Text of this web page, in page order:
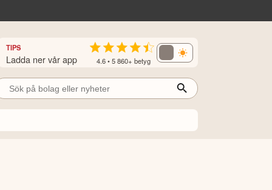
TIPS
Ladda ner vår app 4.6 • 5 860+ betyg